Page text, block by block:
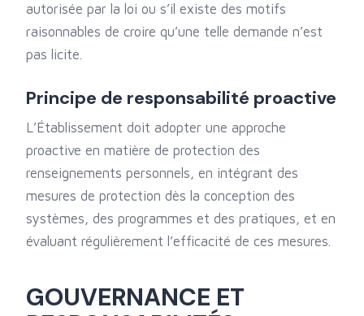
autorisée par la loi ou s’il existe des motifs
raisonnables de croire qu’une telle demande n’est
pas licite.
Principe de responsabilité proactive
L’Établissement doit adopter une approche
proactive en matière de protection des
renseignements personnels, en intégrant des
mesures de protection dès la conception des
systèmes, des programmes et des pratiques, et en
évaluant régulièrement l’efficacité de ces mesures.
GOUVERNANCE ET